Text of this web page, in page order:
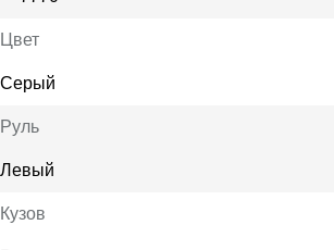
Цвет
Серый
Руль
Левый
Кузов